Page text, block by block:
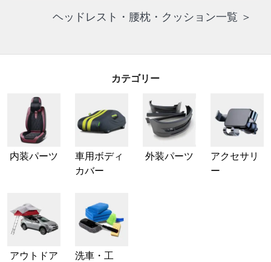
ヘッドレスト・腰枕・クッション一覧 ＞
カテゴリー
内装パーツ
車用ボディ
カバー
外装パーツ
アクセサリ
ー
アウトドア
洗車・工